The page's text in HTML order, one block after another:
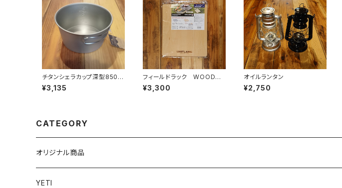
チタンシェラカップ深型850フ
ォールドハンドル(メモリ付)
¥3,135
フィールドラック WOOD天
板 ハーフ
¥3,300
オイルランタン
¥2,750
CATEGORY
オリジナル商品
YETI